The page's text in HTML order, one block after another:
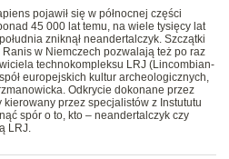
pojawił się w północnej części
45 000 lat temu, na wiele tysięcy lat
zniknął neandertalczyk. Szczątki
w Niemczech pozwalają też po raz
technokompleksu LRJ (Lincombian-
europejskich kultur archeologicznych,
Odkrycie dokonane przez
przez specjalistów z Instututu
spór o to, kto – neandertalczyk czy
LRJ.